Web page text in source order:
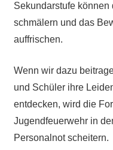
Sekundarstufe
schmälern und das
auffrischen.
Wenn wir dazu
und Schüler ihre
entdecken, wird die
Jugendfeuerwehr in
Personalnot scheitern.